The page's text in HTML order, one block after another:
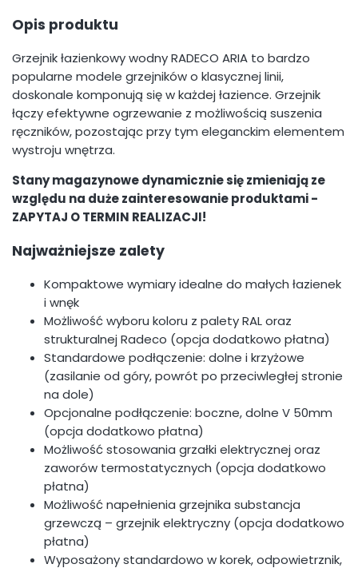
Opis produktu
Grzejnik łazienkowy wodny RADECO ARIA to bardzo
popularne modele grzejników o klasycznej linii,
doskonale komponują się w każdej łazience. Grzejnik
łączy efektywne ogrzewanie z możliwością suszenia
ręczników, pozostając przy tym eleganckim elementem
wystroju wnętrza.
Stany magazynowe dynamicznie się zmieniają ze
względu na duże zainteresowanie produktami -
ZAPYTAJ O TERMIN REALIZACJI!
Najważniejsze zalety
Kompaktowe wymiary idealne do małych łazienek
i wnęk
Możliwość wyboru koloru z palety RAL oraz
strukturalnej Radeco (opcja dodatkowo płatna)
Standardowe podłączenie: dolne i krzyżowe
(zasilanie od góry, powrót po przeciwległej stronie
na dole)
Opcjonalne podłączenie: boczne, dolne V 50mm
(opcja dodatkowo płatna)
Możliwość stosowania grzałki elektrycznej oraz
zaworów termostatycznych (opcja dodatkowo
płatna)
Możliwość napełnienia grzejnika substancja
grzewczą – grzejnik elektryczny (opcja dodatkowo
płatna)
Wyposażony standardowo w korek, odpowietrznik,